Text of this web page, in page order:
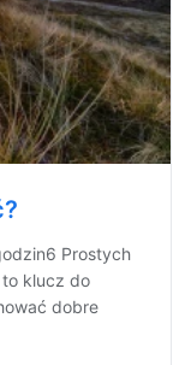
Prostych
klucz do
dobre